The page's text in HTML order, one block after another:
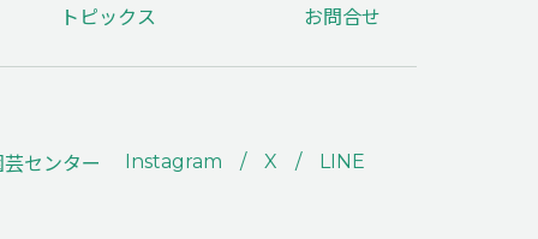
トピックス
お問合せ
芸センター Instagram X
LINE